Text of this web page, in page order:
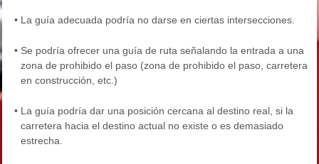
• La guía adecuada podría no darse en ciertas intersecciones.
• Se podría ofrecer una guía de ruta señalando la entrada a una
zona de prohibido el paso (zona de prohibido el paso, carretera
en construcción, etc.)
• La guía podría dar una posición cercana al destino real, si la
carretera hacia el destino actual no existe o es demasiado
estrecha.